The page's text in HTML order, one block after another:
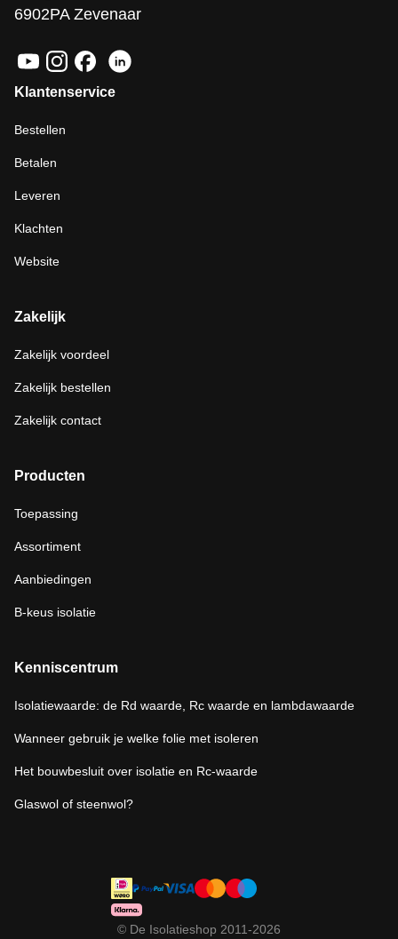
6902PA Zevenaar
Klantenservice
Bestellen
Betalen
Leveren
Klachten
Website
Zakelijk
Zakelijk voordeel
Zakelijk bestellen
Zakelijk contact
Producten
Toepassing
Assortiment
Aanbiedingen
B-keus isolatie
Kenniscentrum
Isolatiewaarde: de Rd waarde, Rc waarde en lambdawaarde
Wanneer gebruik je welke folie met isoleren
Het bouwbesluit over isolatie en Rc-waarde
Glaswol of steenwol?
© De Isolatieshop 2011-2026